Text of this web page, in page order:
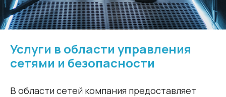
Услуги в области управления
сетями и безопасности
В области сетей компания предоставляет